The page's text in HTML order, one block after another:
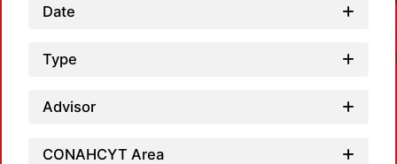
Date
Type
Advisor
CONAHCYT Area